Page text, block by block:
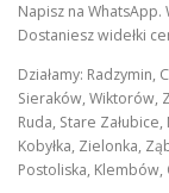
Napisz na
Dostaniesz widełki
Działamy: Radzymin,
Sieraków, Wiktorów,
Ruda, Stare
Kobyłka, Zielonka,
Postoliska,